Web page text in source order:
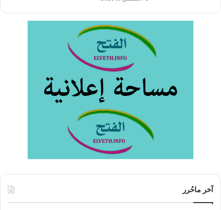
آخر ماحُرر